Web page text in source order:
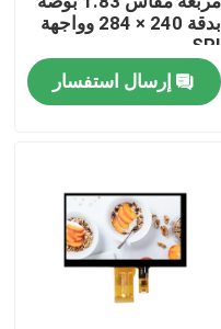
بدقة 240 × 284 وواجهة
SPI
إرسال استفسار